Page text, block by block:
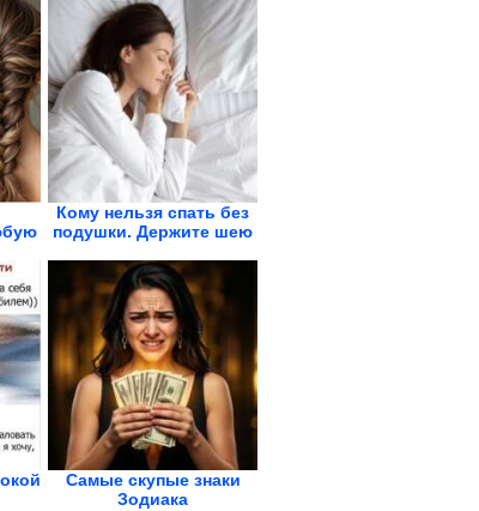
Кому нельзя спать без
подушки. Держите шею
Самые скупые знаки
Зодиака